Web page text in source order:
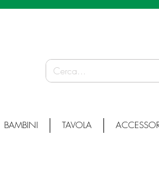
BAMBINI TAVOLA